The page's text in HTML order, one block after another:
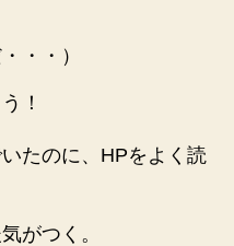
・・）
！
たのに、HPをよく読
がつく。